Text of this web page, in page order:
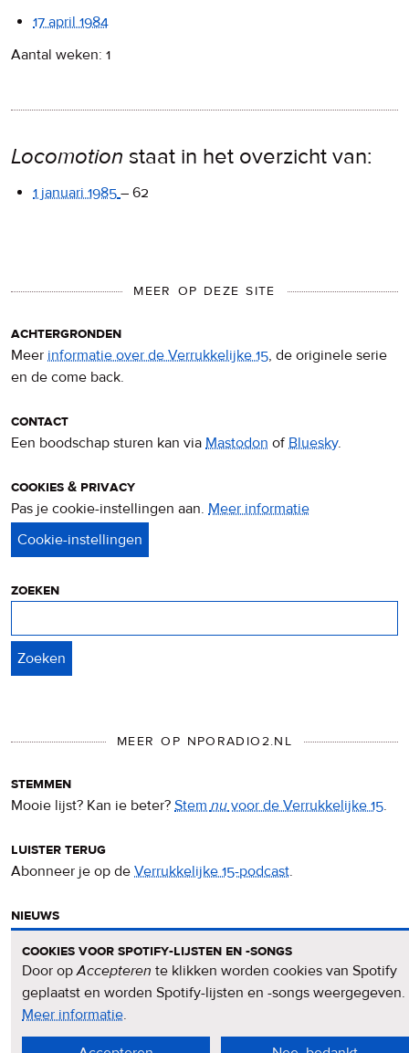
17 april 1984
Aantal weken: 1
Locomotion staat in het overzicht van:
1 januari 1985 – 62
MEER OP DEZE SITE
achtergronden
Meer informatie over de Verrukkelijke 15, de originele serie
en de come back.
contact
Een boodschap sturen kan via Mastodon ofBluesky.
cookies & privacy
Pas je cookie-instellingen aan. Meer informatie
zoeken
MEER OP NPORADIO2.NL
stemmen
Mooie lijst? Kan ie beter? Stemnuvoor de Verrukkelijke 15.
luister terug
Abonneer je op de Verrukkelijke 15-podcast.
nieuws
nieuwsbrief
Meld je aan voor deVerrukkelijke 15-nieuwsbrief.
cookies voor spotify-lijsten en -songs
Door opAccepteren te klikken worden cookies van Spotify
geplaatst en worden Spotify-lijsten en -songs weergegeven.
Meer informatieover
privacy
.